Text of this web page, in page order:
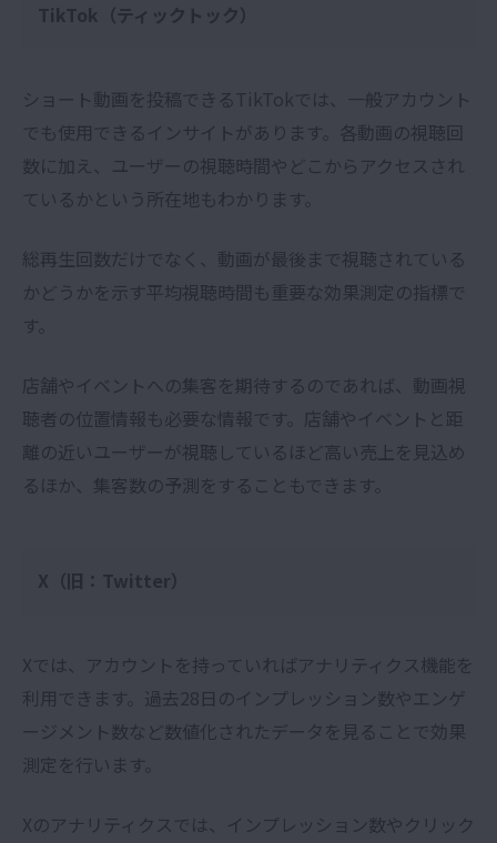
TikTok（ティックトック）
ショート動画を投稿できるTikTokでは、一般アカウント
でも使用できるインサイトがあります。各動画の視聴回
数に加え、ユーザーの視聴時間やどこからアクセスされ
ているかという所在地もわかります。
総再生回数だけでなく、動画が最後まで視聴されている
かどうかを示す平均視聴時間も重要な効果測定の指標で
す。
店舗やイベントへの集客を期待するのであれば、動画視
聴者の位置情報も必要な情報です。店舗やイベントと距
離の近いユーザーが視聴しているほど高い売上を見込め
るほか、集客数の予測をすることもできます。
X（旧：Twitter）
X では、アカウントを持っていればアナリティクス機能を
利用できます。過去28日のインプレッション数やエンゲ
ージメント数など数値化されたデータを見ることで効果
測定を行います。
Xのアナリティクスでは、インプレッション数やクリック